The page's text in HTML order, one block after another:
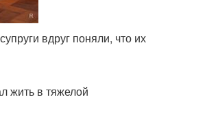
вдруг поняли, что их
жить в тяжелой